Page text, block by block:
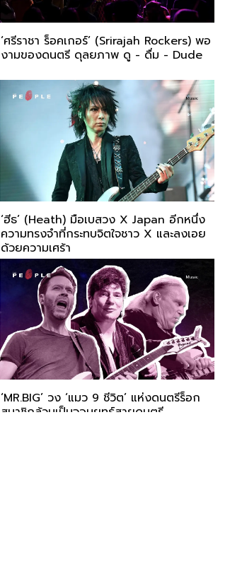
‘ศรีราชา ร็อคเกอร์’ (Srirajah Rockers) พอ
งามของดนตรี ดุลยภาพ ดู - ดื่ม - Dude
‘ฮีธ’ (Heath) มือเบสวง X Japan อีกหนึ่ง
ความทรงจำที่กระทบจิตใจชาว X และลงเอย
ด้วยความเศร้า
‘MR.BIG’ วง ‘แมว 9 ชีวิต’ แห่งดนตรีร็อก
สมาชิกล้วนเป็นจอมยุทธ์สายดนตรี